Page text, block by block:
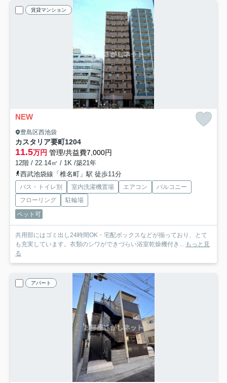
賃貸マンション
NEW
豊島区西池袋
カスタリア要町1204
11.5万円 管理/共益費7,000円
12階 / 22.14㎡ / 1K /築21年
西武池袋線「椎名町」駅 徒歩11分
バス・トイレ別 室内洗濯機置場 エアコン
バルコニー
フローリング
駐輪場
ペット可
共用部にはゴミ出し24時間OK・宅配ボックスなどが揃っており、とて
も充実しています。衣類のシワができづらい浴室乾燥機付き... もっと見
る
アパート